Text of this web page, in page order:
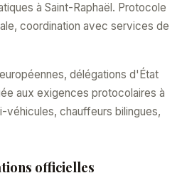
à Saint-Raphaël. Protocole
coordination avec services de
délégations d'État
aux exigences protocolaires à
véhicules, chauffeurs bilingues,
officielles